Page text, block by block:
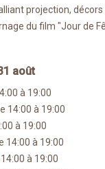
projection,
du film "Jour de
août
à 19:00
14:00 à 19:00
à 19:00
14:00 à 19:00
à 19:00